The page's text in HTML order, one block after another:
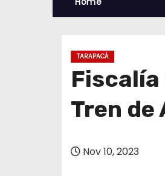
TARAPACÁ
Tren de
Nov 10, 2023